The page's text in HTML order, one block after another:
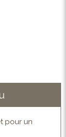
pour un